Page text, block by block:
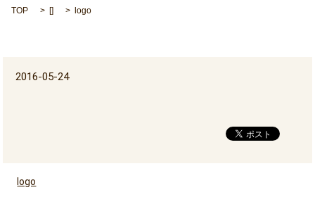
TOP [] logo
2016-05-24
logo